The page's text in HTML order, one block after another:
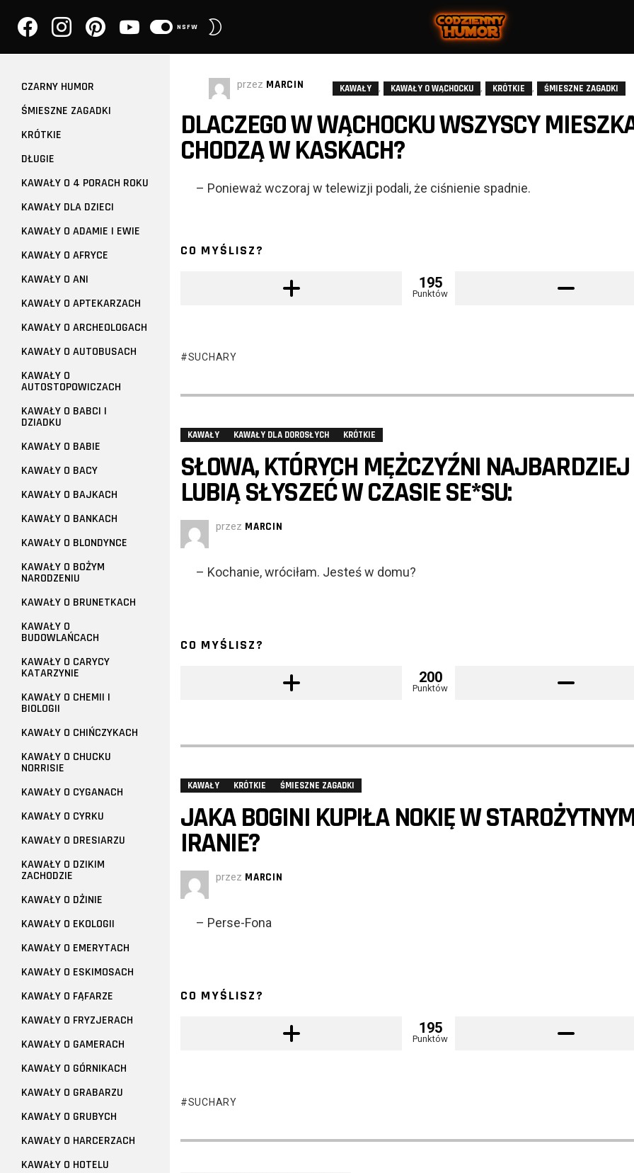
NSFW
przez MARCIN KAWAŁY , KAWAŁY O WĄCHOCKU , KRÓTKIE , ŚMIESZNE ZAGADKI
DLACZEGO W WĄCHOCKU WSZYSCY
CHODZĄ W KASKACH?
– Ponieważ wczoraj w telewizji podali, że ciśnienie spadnie.
CO MYŚLISZ?
195
Punktów
SUCHARY
KAWAŁY KAWAŁY DLA DOROSŁYCH KRÓTKIE
SŁOWA, KTÓRYCH MĘŻCZYŹNI
LUBIĄ SŁYSZEĆ W CZASIE SE*SU:
przez MARCIN
– Kochanie, wróciłam. Jesteś w domu?
CO MYŚLISZ?
200
Punktów
KAWAŁY KRÓTKIE ŚMIESZNE ZAGADKI
JAKA BOGINI KUPIŁA NOKIĘ W
IRANIE?
przez MARCIN
– Perse-Fona
CO MYŚLISZ?
195
Punktów
SUCHARY
CZARNY HUMOR
ŚMIESZNE ZAGADKI
KRÓTKIE
DŁUGIE
KAWAŁY O 4 PORACH ROKU
KAWAŁY DLA DZIECI
KAWAŁY O ADAMIE I EWIE
KAWAŁY O AFRYCE
KAWAŁY O ANI
KAWAŁY O APTEKARZACH
KAWAŁY O ARCHEOLOGACH
KAWAŁY O AUTOBUSACH
KAWAŁY O
AUTOSTOPOWICZACH
KAWAŁY O BABCI I
DZIADKU
KAWAŁY O BABIE
KAWAŁY O BACY
KAWAŁY O BAJKACH
KAWAŁY O BANKACH
KAWAŁY O BLONDYNCE
KAWAŁY O BOŻYM
NARODZENIU
KAWAŁY O BRUNETKACH
KAWAŁY O
BUDOWLAŃCACH
KAWAŁY O CARYCY
KATARZYNIE
KAWAŁY O CHEMII I
BIOLOGII
KAWAŁY O CHIŃCZYKACH
KAWAŁY O CHUCKU
NORRISIE
KAWAŁY O CYGANACH
KAWAŁY O CYRKU
KAWAŁY O DRESIARZU
KAWAŁY O DZIKIM
ZACHODZIE
KAWAŁY O DŻINIE
KAWAŁY O EKOLOGII
KAWAŁY O EMERYTACH
KAWAŁY O ESKIMOSACH
KAWAŁY O FĄFARZE
KAWAŁY O FRYZJERACH
KAWAŁY O GAMERACH
KAWAŁY O GÓRNIKACH
KAWAŁY O GRABARZU
KAWAŁY O GRUBYCH
KAWAŁY O HARCERZACH
KAWAŁY O HOTELU